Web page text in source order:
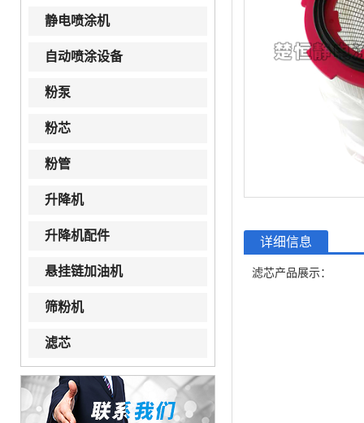
静电喷涂机
自动喷涂设备
粉泵
粉芯
粉管
升降机
升降机配件
悬挂链加油机
筛粉机
滤芯
详细信息
滤芯产品展示：